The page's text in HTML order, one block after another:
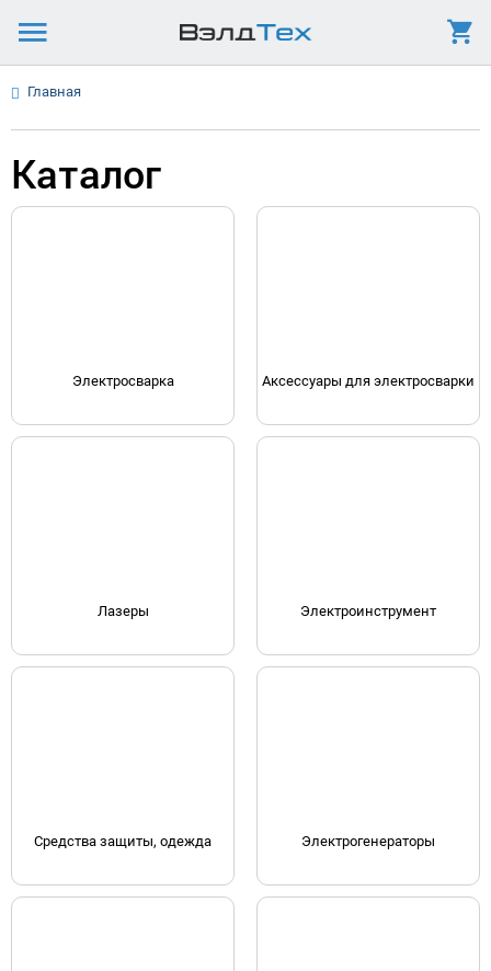
Главная
Каталог
Электросварка Аксессуары для электросварки
Лазеры Электроинструмент
Средства защиты, одежда Электрогенераторы